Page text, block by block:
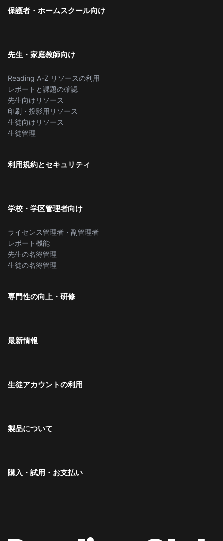
保護者・ホームスクール向け
先生・家庭教師向け
Reading A-Z リソースの利用
レポートと課題の確認
先生向けリソース
印刷・投影用リソース
生徒向けリソース
生徒管理
利用規約とセキュリティ
学校・学区管理者向け
ライセンス管理者・副管理者
レポート機能
先生の名簿管理
生徒の名簿管理
専門性の向上・研修
最新情報
生徒アカウントの利用
製品について
購入・試用・お支払い